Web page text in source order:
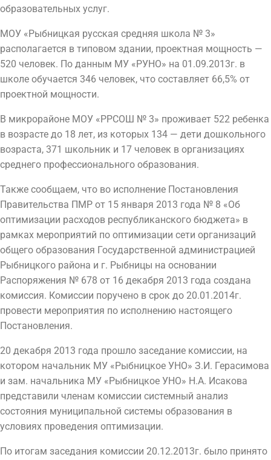
образовательных услуг.
МОУ «Рыбницкая русская средняя школа № 3»
располагается в типовом здании, проектная мощность —
520 человек. По данным МУ «РУНО» на 01.09.2013г. в
школе обучается 346 человек, что составляет 66,5% от
проектной мощности.
В микрорайоне МОУ «РРСОШ № 3» проживает 522 ребенка
в возрасте до 18 лет, из которых 134 — дети дошкольного
возраста, 371 школьник и 17 человек в организациях
среднего профессионального образования.
Также сообщаем, что во исполнение Постановления
Правительства ПМР от 15 января 2013 года № 8 «Об
оптимизации расходов республиканского бюджета» в
рамках мероприятий по оптимизации сети организаций
общего образования Государственной администрацией
Рыбницкого района и г. Рыбницы на основании
Распоряжения № 678 от 16 декабря 2013 года создана
комиссия. Комиссии поручено в срок до 20.01.2014г.
провести мероприятия по исполнению настоящего
Постановления.
20 декабря 2013 года прошло заседание комиссии, на
котором начальник МУ «Рыбницкое УНО» З.И. Герасимова
и зам. начальника МУ «Рыбницкое УНО» Н.А. Исакова
представили членам комиссии системный анализ
состояния муниципальной системы образования в
условиях проведения оптимизации.
По итогам заседания комиссии 20.12.2013г. было принято